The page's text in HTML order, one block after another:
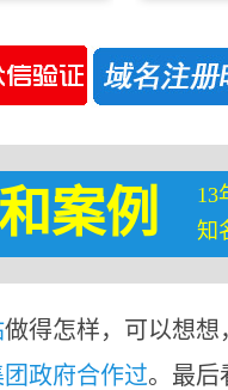
和案例
13
知
做得怎样，可以想
政府合作过。最后